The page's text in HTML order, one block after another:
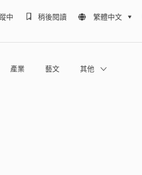
中 稍後閱讀 繁體中文
產業 藝文 其他